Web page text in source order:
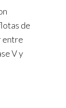
de
entre
V y